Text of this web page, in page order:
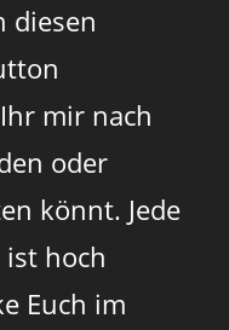
diesen
mir nach
oder
könnt. Jede
hoch
Euch im